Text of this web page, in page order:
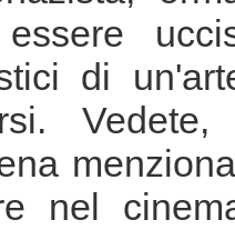
di
nel